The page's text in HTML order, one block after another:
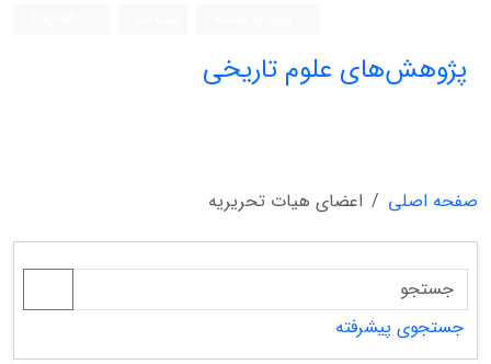
پژوهش‌های علوم تاریخی
صفحه اصلی اعضای هیات تحریریه
جستجوی پیشرفته